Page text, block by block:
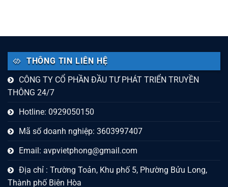
THÔNG TIN LIÊN HỆ
CÔNG TY CỔ PHẦN ĐẦU TƯ PHÁT TRIỂN TRUYỀN
THÔNG 24/7
Hotline: 0929050150
Mã số doanh nghiệp: 3603997407
Email: avpvietphong@gmail.com
Địa chỉ : Trường Toản, Khu phố 5, Phường Bửu Long,
Thành phố Biên Hòa